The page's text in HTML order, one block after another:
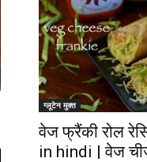
ग्लूटेन मुक्त
वेज फ्रैंकी रोल
in hindi | वेज